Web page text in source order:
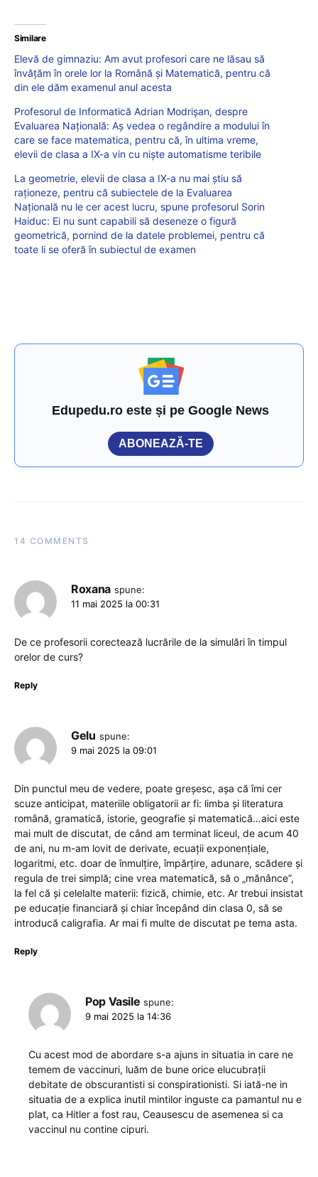
Similare
Elevă de gimnaziu: Am avut profesori care ne lăsau să
învățăm în orele lor la Română și Matematică, pentru că
din ele dăm examenul anul acesta
Profesorul de Informatică Adrian Modrişan, despre
Evaluarea Națională: Aș vedea o regândire a modului în
care se face matematica, pentru că, în ultima vreme,
elevii de clasa a IX-a vin cu niște automatisme teribile
La geometrie, elevii de clasa a IX-a nu mai știu să
raționeze, pentru că subiectele de la Evaluarea
Națională nu le cer acest lucru, spune profesorul Sorin
Haiduc: Ei nu sunt capabili să deseneze o figură
geometrică, pornind de la datele problemei, pentru că
toate li se oferă în subiectul de examen
Edupedu.ro este și pe Google News
ABONEAZĂ-TE
14 COMMENTS
Roxana spune:
11 mai 2025 la 00:31
De ce profesorii corectează lucrările de la simulări în timpul
orelor de curs?
Reply
Gelu spune:
9 mai 2025 la 09:01
Din punctul meu de vedere, poate greșesc, așa că îmi cer
scuze anticipat, materiile obligatorii ar fi: limba și literatura
română, gramatică, istorie, geografie și matematică…aici este
mai mult de discutat, de când am terminat liceul, de acum 40
de ani, nu m-am lovit de derivate, ecuații exponențiale,
logaritmi, etc. doar de înmulțire, împărțire, adunare, scădere și
regula de trei simplă; cine vrea matematică, să o „mănânce”,
la fel că și celelalte materii: fizică, chimie, etc. Ar trebui insistat
pe educație financiară și chiar începând din clasa 0, să se
introducă caligrafia. Ar mai fi multe de discutat pe tema asta.
Reply
Pop Vasile spune:
9 mai 2025 la 14:36
Cu acest mod de abordare s-a ajuns in situatia in care ne
temem de vaccinuri, luăm de bune orice elucubrații
debitate de obscurantisti si conspirationisti. Si iată-ne in
situatia de a explica inutil mintilor inguste ca pamantul nu e
plat, ca Hitler a fost rau, Ceausescu de asemenea si ca
vaccinul nu contine cipuri.